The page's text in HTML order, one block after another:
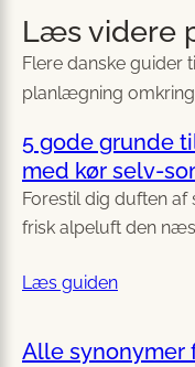
Læs videre
Flere danske guider
planlægning omkring
5 gode grunde
med kør selv-
Forestil dig duften
frisk alpeluft den
Læs guiden
Alle synonymer